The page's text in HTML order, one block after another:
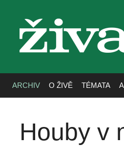
živa
ARCHIV O ŽIVĚ TÉMATA
Houby v